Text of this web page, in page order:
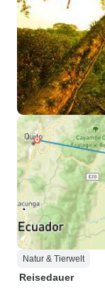
Natur & Tierwelt
Reisedauer